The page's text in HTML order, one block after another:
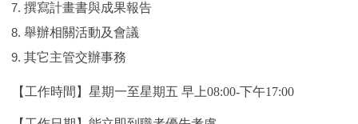
撰寫計畫書與成果報告
舉辦相關活動及會議
其它主管交辦事務
【工作時間】星期一至星期五 早上08:00-下午17:00